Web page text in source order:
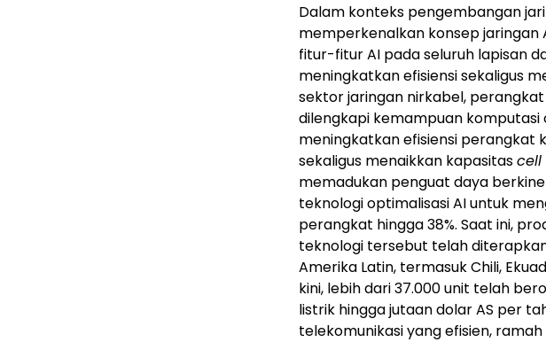
Dalam konteks pengembangan
memperkenalkan konsep
fitur-fitur AI pada seluruh lapisan
meningkatkan efisiensi sekaligus
sektor jaringan nirkabel, perangkat
dilengkapi kemampuan
meningkatkan efisiensi perangkat
sekaligus menaikkan kapasitascell
memadukan penguat daya
teknologi optimalisasi AI untuk
perangkat hingga 38%. Saat ini,
teknologi tersebut telah
Amerika Latin, termasuk Chili,
kini, lebih dari 37.000 unit telah
listrik hingga jutaan dolar AS per
telekomunikasi yang efisien,